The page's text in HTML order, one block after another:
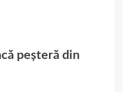
peşteră din